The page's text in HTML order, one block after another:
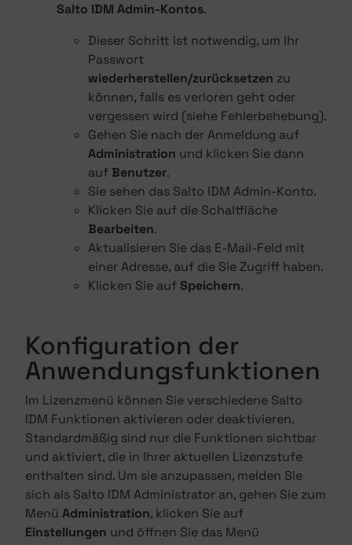
Salto IDM Admin-Kontos.
Dieser Schritt ist notwendig, um Ihr
Passwort
wiederherstellen/zurücksetzen zu
können, falls es verloren geht oder
vergessen wird (siehe Fehlerbehebung).
Gehen Sie nach der Anmeldung auf
Administration und klicken Sie dann
auf Benutzer.
Sie sehen das Salto IDM Admin-Konto.
Klicken Sie auf die Schaltfläche
Bearbeiten.
Aktualisieren Sie das E-Mail-Feld mit
einer Adresse, auf die Sie Zugriff haben.
Klicken Sie aufSpeichern.
Konfiguration der
Anwendungsfunktionen
Im Lizenzmenü können Sie verschiedene Salto
IDM Funktionen aktivieren oder deaktivieren.
Standardmäßig sind nur die Funktionen sichtbar
und aktiviert, die in Ihrer aktuellen Lizenzstufe
enthalten sind. Um sie anzupassen, melden Sie
sich als Salto IDM Administrator an, gehen Sie zum
Menü Administration, klicken Sie auf
Einstellungen und öffnen Sie das Menü